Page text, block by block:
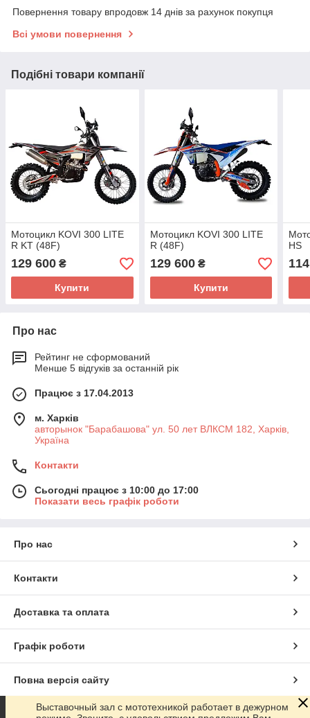
Повернення товару впродовж 14 днів за рахунок покупця
Всі умови повернення
Подібні товари компанії
Мотоцикл KOVI 300 LITE
R KT (48F)
129 600 ₴
Купити
Мотоцикл KOVI 300 LITE
R (48F)
129 600₴
Купити
HS
Про нас
Рейтинг не сформований
Менше 5 відгуків за останній рік
Працює з 17.04.2013
м. Харків
авторынок "Барабашова" ул. 50 лет ВЛКСМ 182, Харків,
Україна
Контакти
Сьогодні працює з 10:00 до 17:00
Показати весь графік роботи
Про нас
Контакти
Доставка та оплата
Графік роботи
Повна версія сайту
Сайт створено на маркетплейсіProm.ua
Выставочный зал с мототехникой работает в дежурном